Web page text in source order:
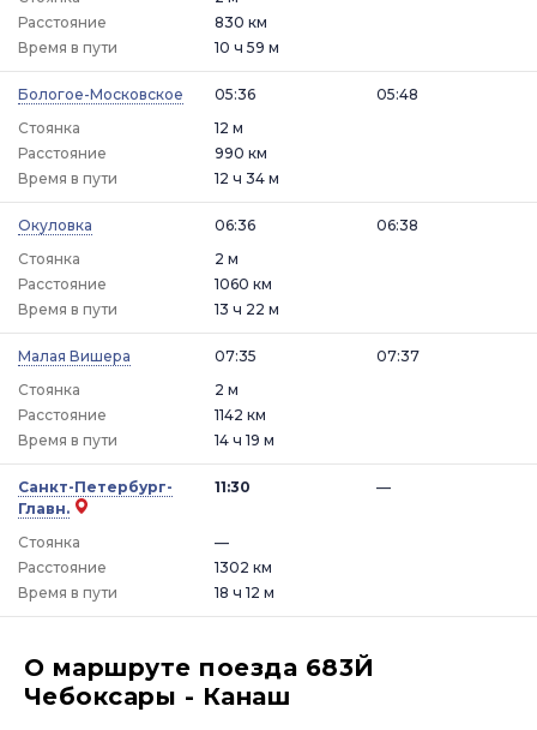
Расстояние
830 км
Время в пути
10 ч 59 м
Бологое-Московское
05:36
Стоянка
12 м
05:48
Расстояние
990 км
Время в пути
12 ч 34 м
Окуловка
06:36
Стоянка
2 м
06:38
Расстояние
1060 км
Время в пути
13 ч 22 м
Малая Вишера
07:35
Стоянка
2 м
07:37
Расстояние
1142 км
Время в пути
14 ч 19 м
Санкт-Петербург-
Главн.
11:30
Стоянка —
—
Расстояние
1302 км
Время в пути
18 ч 12 м
О маршруте поезда 683Й
Чебоксары - Канаш